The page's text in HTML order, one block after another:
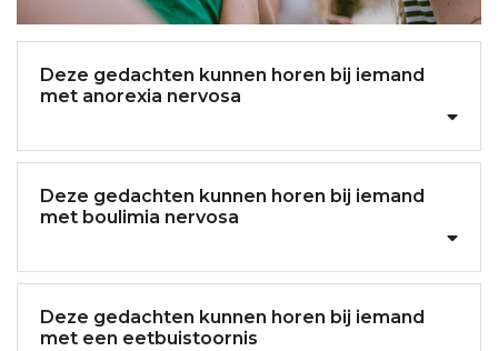
Deze gedachten kunnen horen bij iemand
met anorexia nervosa
Deze gedachten kunnen horen bij iemand
met boulimia nervosa
Deze gedachten kunnen horen bij iemand
met een eetbuistoornis